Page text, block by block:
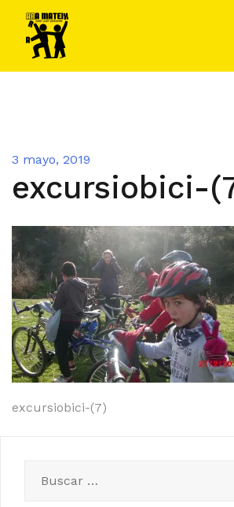
contenido
3 mayo, 2019
excursiobici-
Navegación
entradas
excursiobici-(7)